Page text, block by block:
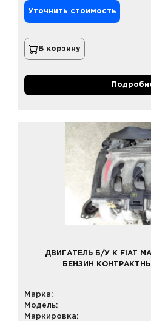
Уточнить стоимость
В корзину
ДВИГАТЕЛЬ Б/У К FIAT
БЕНЗИН
Марка:
Модель:
Маркировка: